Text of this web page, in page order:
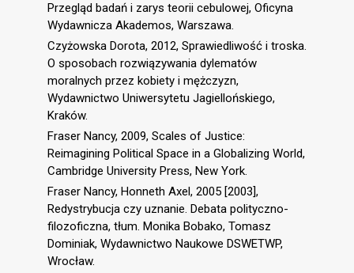
Przegląd badań i zarys teorii cebulowej, Oficyna
Wydawnicza Akademos, Warszawa.
Czyżowska Dorota, 2012, Sprawiedliwość i troska.
O sposobach rozwiązywania dylematów
moralnych przez kobiety i mężczyzn,
Wydawnictwo Uniwersytetu Jagiellońskiego,
Kraków.
Fraser Nancy, 2009, Scales of Justice:
Reimagining Political Space in a Globalizing World,
Cambridge University Press, New York.
Fraser Nancy, Honneth Axel, 2005 [2003],
Redystrybucja czy uznanie. Debata polityczno-
filozoficzna, tłum. Monika Bobako, Tomasz
Dominiak, Wydawnictwo Naukowe DSWETWP,
Wrocław.